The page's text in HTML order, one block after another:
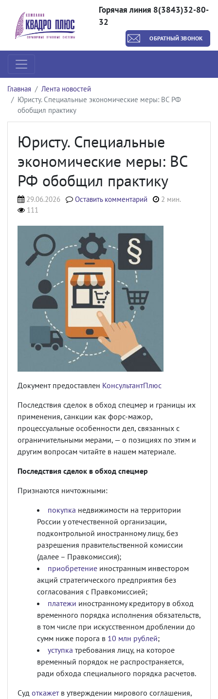
Горячая линия 8(3843)32-80-
32
ОБРАТНЫЙ ЗВОНОК
Главная
Лента новостей
Юристу. Специальные экономические меры: ВС РФ
обобщил практику
Юристу. Специальные
экономические меры: ВС
РФ обобщил практику
29.06.2026 Оставить комментарий
2 мин.
111
Документ предоставлен КонсультантПлюс
Последствия сделок в обход спецмер и границы их
применения, санкции как форс-мажор,
процессуальные особенности дел, связанных с
ограничительными мерами, — о позициях по этим и
другим вопросам читайте в нашем материале.
Последствия сделок в обход спецмер
Признаются ничтожными:
покупка недвижимости на территории
России у отечественной организации,
подконтрольной иностранному лицу, без
разрешения правительственной комиссии
(далее – Правкомиссия);
приобретение иностранным инвестором
акций стратегического предприятия без
согласования с Правкомиссией;
платежи иностранному кредитору в обход
временного порядка исполнения обязательств,
в том числе при искусственном дроблении до
сумм ниже порога в 10 млн рублей;
уступка требования лицу, на которое
временный порядок не распространяется,
ради обхода специального порядка расчетов.
Суд откажетв утверждении мирового соглашения,